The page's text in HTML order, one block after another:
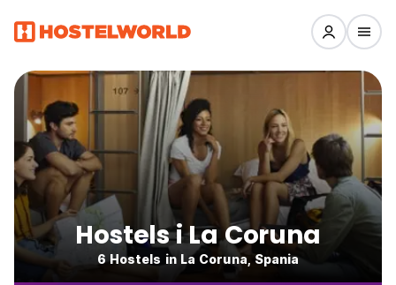
Hostels i La Coruna
6 Hostels in La Coruna, Spania